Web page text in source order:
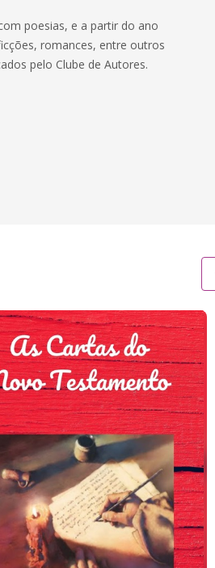
poesias, e a partir do ano
romances, entre outros
pelo Clube de Autores.